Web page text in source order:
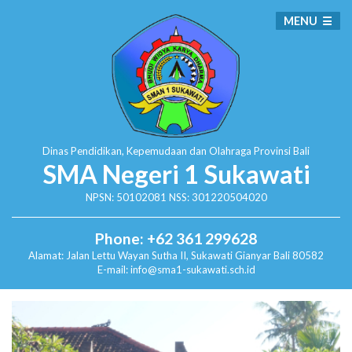
Dinas Pendidikan, Kepemudaan dan Olahraga Provinsi Bali
SMA Negeri 1 Sukawati
NPSN: 50102081 NSS: 301220504020
Phone: +62 361 299628
Alamat: Jalan Lettu Wayan Sutha II, SukawatiGianyar Bali 80582
E-mail: info@sma1-sukawati.sch.id
MENU